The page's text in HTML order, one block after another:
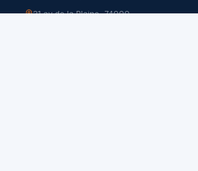
21 av de la Plaine, 74000